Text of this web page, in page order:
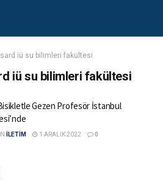
iü su bilimleri fakültesi
iü su bilimleri fakültesi
Gezen Profesör İstanbul
İLETİM 1 ARALIK 2022 0